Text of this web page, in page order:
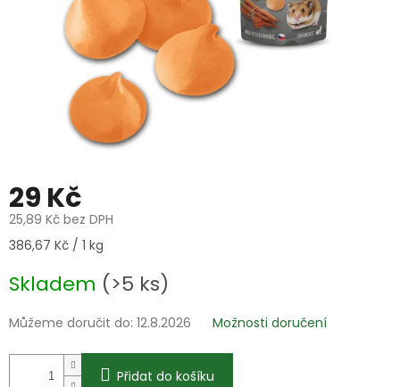
29 Kč
25,89 Kč bez DPH
Měrná
386,67 Kč / 1 kg
Skladem (>5 ks)
Můžeme doručit do: 12.8.2026 Možnosti doručení
Přidat do košíku